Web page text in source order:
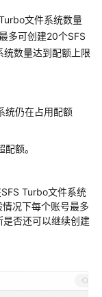
文件系统数量
多可创建20个SFS
数量达到配额上限
统仍在占用配额
额。
Turbo文件系统
况下每个账号最多
否还可以继续创建